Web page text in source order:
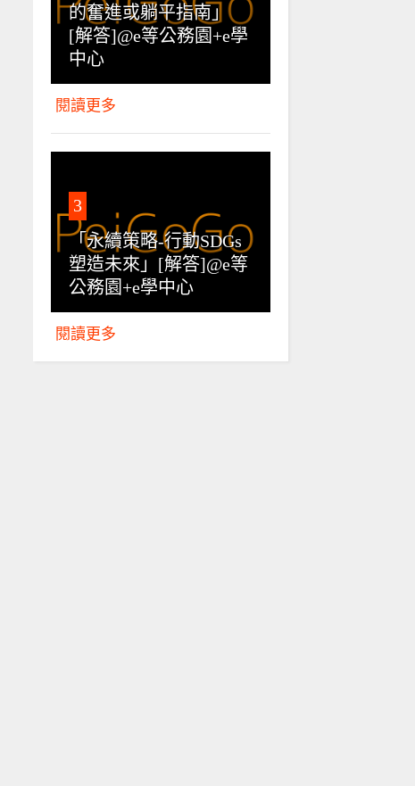
的奮進或躺平指南」
[解答]@e等公務園+e學
中心
閱讀更多
3
「永續策略-行動SDGs
塑造未來」[解答]@e等
公務園+e學中心
閱讀更多